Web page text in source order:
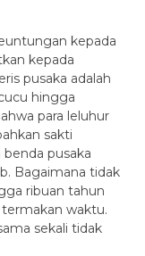
kepada
kepada
pusaka adalah
hingga
para leluhur
sakti
pusaka
Bagaimana tidak
ribuan tahun
waktu.
sekali tidak